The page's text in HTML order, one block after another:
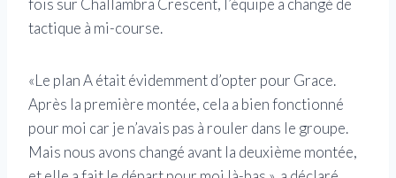
tactique à mi-course.
«Le plan A était évidemment d’opter pour Grace.
Après la première montée, cela a bien fonctionné
pour moi car je n’avais pas à rouler dans le groupe.
Mais nous avons changé avant la deuxième montée,